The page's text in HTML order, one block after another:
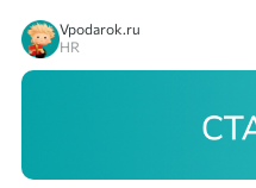
Vpodarok.ru
HR